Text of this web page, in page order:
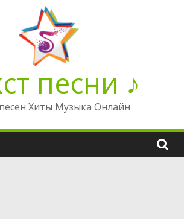
песни ♪
Хиты Музыка Онлайн